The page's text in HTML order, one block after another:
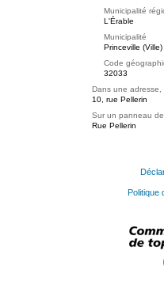
Municipalité
L'Érable
Municipalité
Princeville (Ville)
Code
32033
Dans une adresse,
10, rue Pellerin
Sur un panneau
Rue Pellerin
Politique